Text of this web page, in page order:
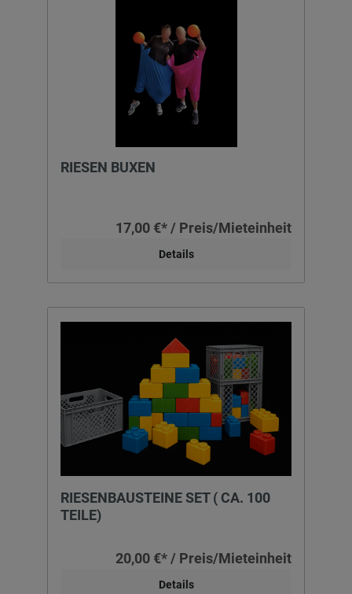
RIESEN BUXEN
17,00 €* / Preis/Mieteinheit
Details
RIESENBAUSTEINE SET ( CA. 100
TEILE)
20,00 €* / Preis/Mieteinheit
Details